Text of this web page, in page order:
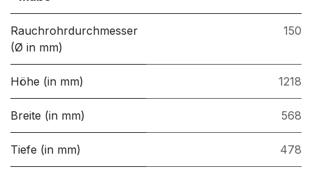
Rauchrohrdurchmesser
(Ø in mm)
150
Höhe (in mm) 1218
Breite (in mm) 568
Tiefe (in mm) 478